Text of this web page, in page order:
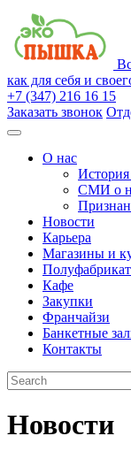
как для себя и
+7 (347) 216 16 15
Заказать звонок
О нас
СМИ о
Новости
Карьера
Магазины и
Кафе
Закупки
Франчайзи
Банкетные
Контакты
Новости